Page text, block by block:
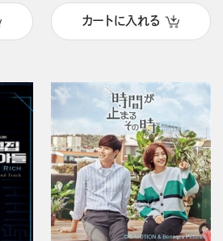
カートに入れる